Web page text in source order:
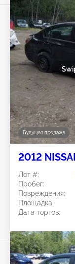
Будущая продажа
2012
Лот #:
Пробег:
Повреждения:
Площадка:
Дата торгов: